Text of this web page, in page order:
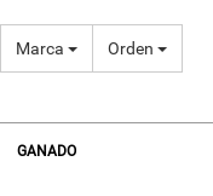
Marca Orden
GANADO